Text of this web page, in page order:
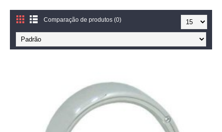
Comparação de produtos (0)